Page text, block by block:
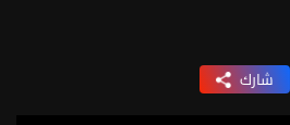
شارك